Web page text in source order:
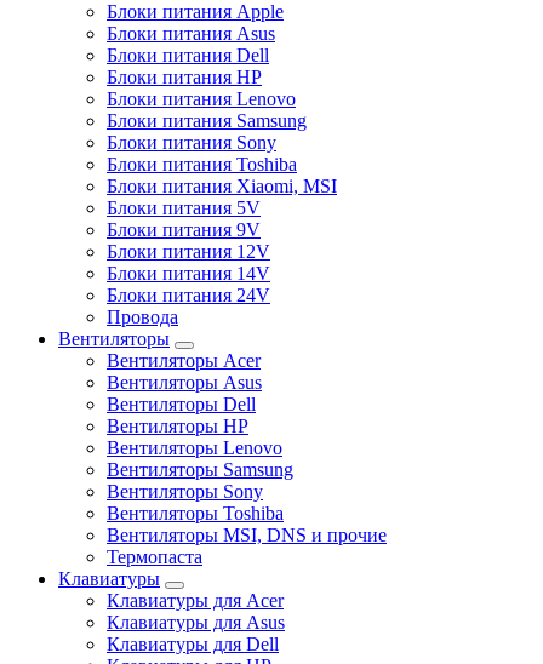
Блоки питания Apple
Блоки питания Asus
Блоки питания Dell
Блоки питания HP
Блоки питания Lenovo
Блоки питания Samsung
Блоки питания Sony
Блоки питания Toshiba
Блоки питания Xiaomi, MSI
Блоки питания 5V
Блоки питания 9V
Блоки питания 12V
Блоки питания 14V
Блоки питания 24V
Провода
Вентиляторы
Вентиляторы Acer
Вентиляторы Asus
Вентиляторы Dell
Вентиляторы HP
Вентиляторы Lenovo
Вентиляторы Samsung
Вентиляторы Sony
Вентиляторы Toshiba
Вентиляторы MSI, DNS и прочие
Термопаста
Клавиатуры
Клавиатуры для Acer
Клавиатуры для Asus
Клавиатуры для Dell